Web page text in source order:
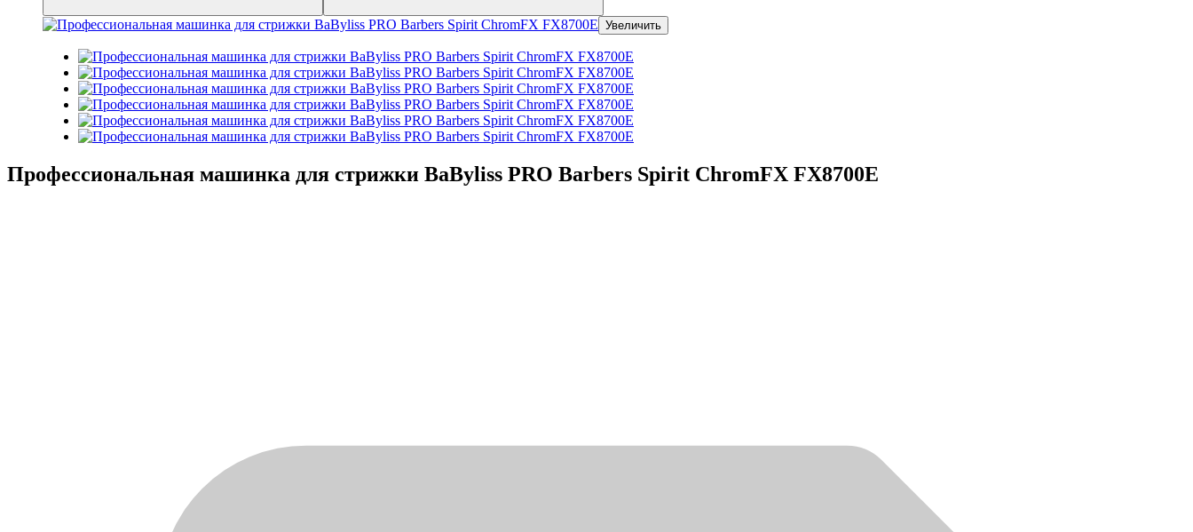
Увеличить
Профессиональная машинка для стрижки BaByliss PRO Barbers Spirit ChromFX FX8700E